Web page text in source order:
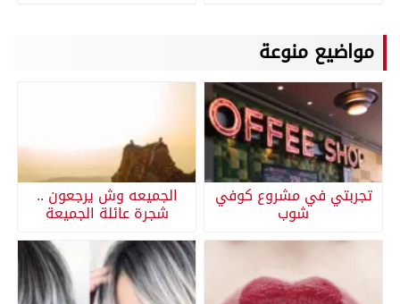
مواضيع منوعة
تجربتي في مشروع كوفي
شوب
الجميعه وش يرجعون ..
شجرة عائلة الجميعة